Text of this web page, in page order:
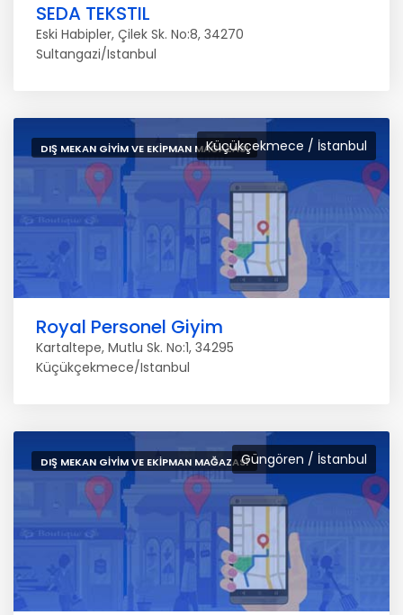
SEDA TEKSTIL
Eski Habipler, Çilek Sk. No:8, 34270
Sultangazi/Istanbul
Küçükçekmece / İstanbul
DIŞ MEKAN GIYIM VE EKIPMAN MAĞAZASI
Royal Personel Giyim
Kartaltepe, Mutlu Sk. No:1, 34295
Küçükçekmece/Istanbul
Güngören / İstanbul
DIŞ MEKAN GIYIM VE EKIPMAN MAĞAZASI